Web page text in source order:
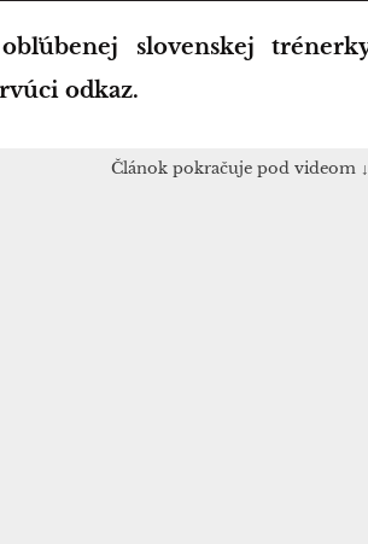
odkaz.
Článok pokračuje pod videom ↓